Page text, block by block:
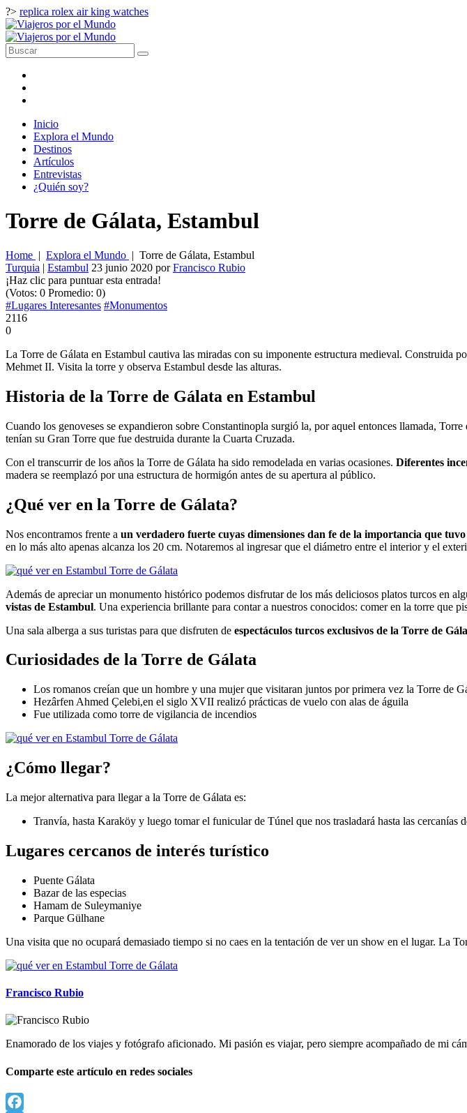
?> replica rolex air king watches
Inicio
Explora el Mundo
Destinos
Artículos
Entrevistas
¿Quién soy?
Torre de Gálata, Estambul
Home | Explora el Mundo | Torre de Gálata, Estambul
Turquia | Estambul 23 junio 2020 porFrancisco Rubio
¡Haz clic para puntuar esta entrada!
(Votos: 0 Promedio: 0)
#Lugares Interesantes #Monumentos
2116
0
La Torre de Gálata en Estambul cautiva las miradas con su imponente estructura medieval. Construida
Mehmet II. Visita la torre y observa Estambul desde las alturas.
Historia de la Torre de Gálata en Estambul
Cuando los genoveses se expandieron sobre Constantinopla surgió la, por aquel entonces llamada, Torre
tenían su Gran Torre que fue destruida durante la Cuarta Cruzada.
Con el transcurrir de los años la Torre de Gálata ha sido remodelada en varias ocasiones. Diferentes
madera se reemplazó por una estructura de hormigón antes de su apertura al público.
¿Qué ver en la Torre de Gálata?
Nos encontramos frente a un verdadero fuerte cuyas dimensiones dan fe de la importancia que
en lo más alto apenas alcanza los 20 cm. Notaremos al ingresar que el diámetro entre el interior y el
Además de apreciar un monumento histórico podemos disfrutar de los más deliciosos platos turcos en
vistas de Estambul. Una experiencia brillante para contar a nuestros conocidos: comer en la torre que
Una sala alberga a sus turistas para que disfruten de espectáculos turcos exclusivos de la Torre de
Curiosidades de la Torre de Gálata
Los romanos creían que un hombre y una mujer que visitaran juntos por primera vez la Torre de
Hezârfen Ahmed Çelebi,en el siglo XVII realizó prácticas de vuelo con alas de águila
Fue utilizada como torre de vigilancia de incendios
¿Cómo llegar?
La mejor alternativa para llegar a la Torre de Gálata es:
Tranvía, hasta Karaköy y luego tomar el funicular de Túnel que nos trasladará hasta las cercanías
Lugares cercanos de interés turístico
Puente Gálata
Bazar de las especias
Hamam de Suleymaniye
Parque Gülhane
Una visita que no ocupará demasiado tiempo si no caes en la tentación de ver un show en el lugar. La
Francisco Rubio
Enamorado de los viajes y fotógrafo aficionado. Mi pasión es viajar, pero siempre acompañado de mi
Comparte este artículo en redes sociales